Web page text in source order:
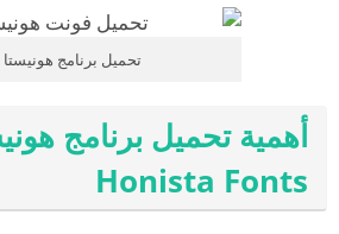
تحميل برنامج هونيستا
أهمية تحميل برنامج
Honista Fonts